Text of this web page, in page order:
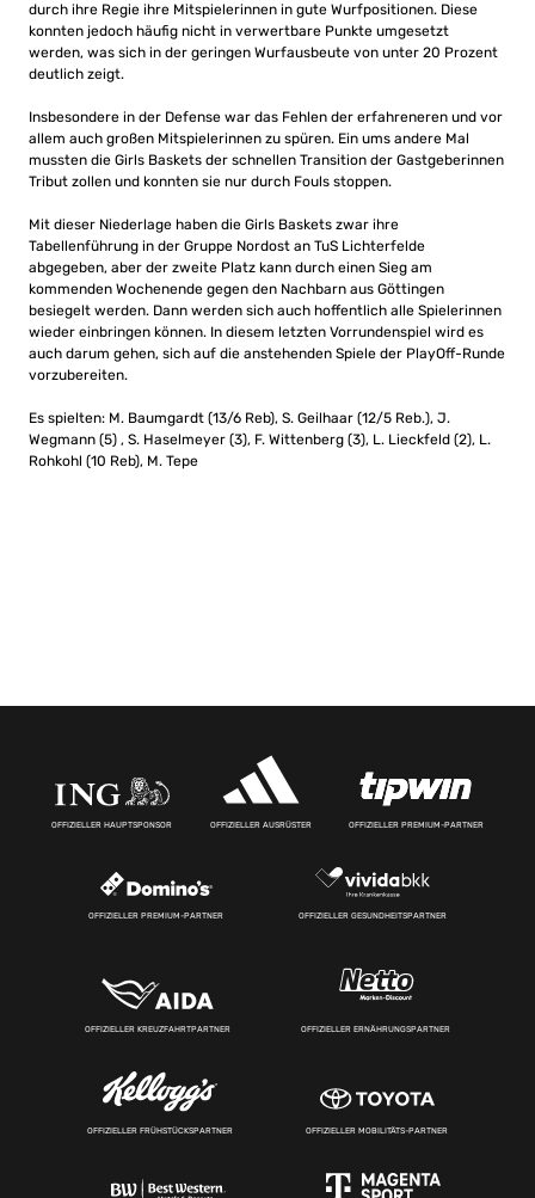
durch ihre Regie ihre Mitspielerinnen in gute Wurfpositionen. Diese
konnten jedoch häufig nicht in verwertbare Punkte umgesetzt
werden, was sich in der geringen Wurfausbeute von unter 20 Prozent
deutlich zeigt.
Insbesondere in der Defense war das Fehlen der erfahreneren und vor
allem auch großen Mitspielerinnen zu spüren. Ein ums andere Mal
mussten die Girls Baskets der schnellen Transition der Gastgeberinnen
Tribut zollen und konnten sie nur durch Fouls stoppen.
Mit dieser Niederlage haben die Girls Baskets zwar ihre
Tabellenführung in der Gruppe Nordost an TuS Lichterfelde
abgegeben, aber der zweite Platz kann durch einen Sieg am
kommenden Wochenende gegen den Nachbarn aus Göttingen
besiegelt werden. Dann werden sich auch hoffentlich alle Spielerinnen
wieder einbringen können. In diesem letzten Vorrundenspiel wird es
auch darum gehen, sich auf die anstehenden Spiele der PlayOff-Runde
vorzubereiten.
Es spielten: M. Baumgardt (13/6 Reb), S. Geilhaar (12/5 Reb.), J.
Wegmann (5) , S. Haselmeyer (3), F. Wittenberg (3), L. Lieckfeld (2), L.
Rohkohl (10 Reb), M. Tepe
OFFIZIELLER HAUPTSPONSOR OFFIZIELLER AUSRÜSTER OFFIZIELLER PREMIUM-PARTNER
OFFIZIELLER PREMIUM-PARTNER OFFIZIELLER GESUNDHEITSPARTNER
OFFIZIELLER KREUZFAHRTPARTNER OFFIZIELLER ERNÄHRUNGSPARTNER
OFFIZIELLER FRÜHSTÜCKSPARTNER OFFIZIELLER MOBILITÄTS-PARTNER